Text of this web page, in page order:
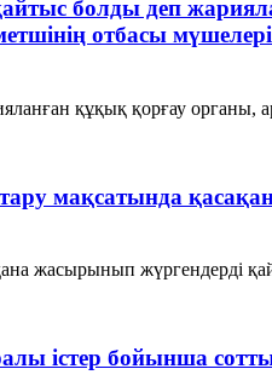
болды деп
отбасы
құқық қорғау органы,
мақсатында
жасырынып жүргендерді
істер бойынша